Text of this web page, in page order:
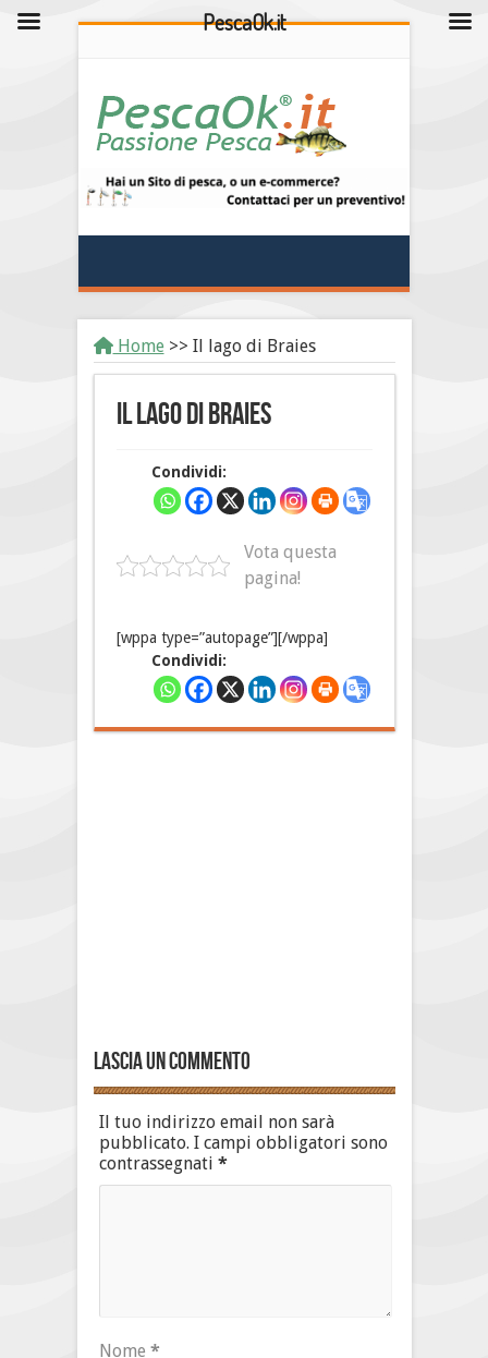
Home >> Il lago di Braies
Il lago di Braies
Condividi:
Vota questa
pagina!
[wppa type=”autopage”][/wppa]
Condividi:
Lascia un commento
Il tuo indirizzo email non sarà
pubblicato. I campi obbligatori sono
contrassegnati *
Nome *
PescaOk.it